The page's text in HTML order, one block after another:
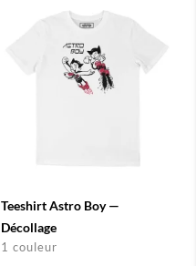
Teeshirt Astro Boy —
Décollage
1 couleur